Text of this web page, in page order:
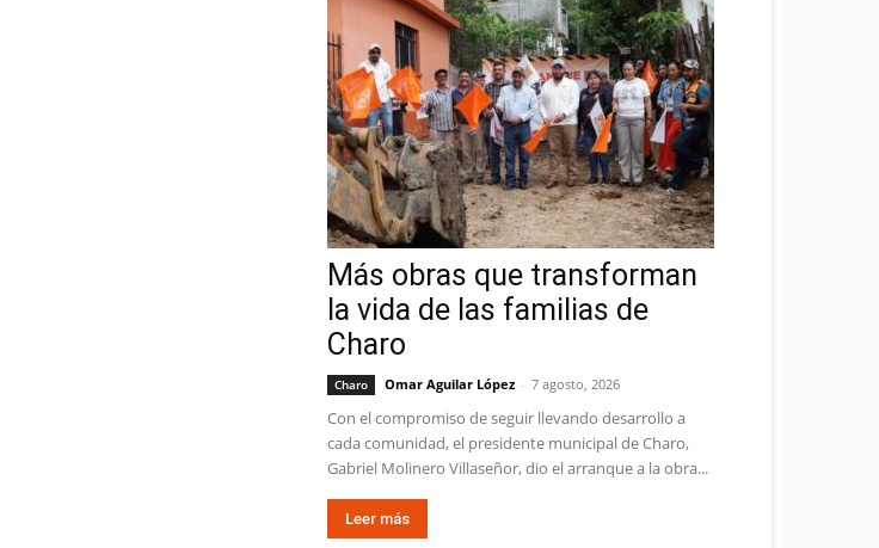
Más obras que transforman
la vida de las familias de
Charo
Charo Omar Aguilar López - 7 agosto, 2026
Con el compromiso de seguir llevando desarrollo a
cada comunidad, el presidente municipal de Charo,
Gabriel Molinero Villaseñor, dio el arranque a la obra...
Leer más